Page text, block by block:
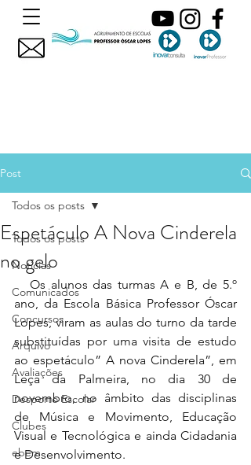
Post
Todos os posts
Noticias
Comunicados
Concursos
Arquivo
Avaliações
Desporto Escolar
Clubes
ebem
Todos os posts
Espetáculo A Nova Cinderela
no gelo
   Os alunos das turmas A e B, de 5.º
ano, da Escola Básica Professor Óscar
Lopes, viram as aulas do turno da tarde
substituídas por uma visita de estudo
ao espetáculo” A nova Cinderela”, em
Leça da Palmeira, no dia 30 de
novembro, no âmbito das disciplinas
de Música e Movimento, Educação
Visual e Tecnológica e ainda Cidadania
e Desenvolvimento.